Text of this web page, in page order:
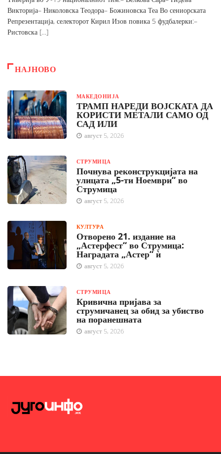
Викторија– Николовска Теодора– Божиновска Теа Во сениорската
Репрезентација, селекторот Кирил Изов повика 5 фудбалерки:–
Ристовска […]
НАЈНОВО
МАКЕДОНИЈА
ТРАМП НАРЕДИ ВОЈСКАТА ДА
КОРИСТИ МЕТАЛИ САМО ОД
САД ИЛИ
август 5, 2026
СТРУМИЦА
Почнува реконструкцијата на
улицата „5-ти Ноември“ во
Струмица
август 5, 2026
КУЛТУРА
Отворено 21. издание на
„Астерфест“ во Струмица:
Наградата „Астер“ ѝ
август 5, 2026
СТРУМИЦА
Кривична пријава за
струмичанец за обид за убиство
на поранешната
август 5, 2026